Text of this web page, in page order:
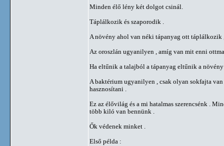
Minden élő lény két dolgot csinál.
Táplálkozik és szaporodik .
A növény ahol van néki tápanyag ott táplálkozik
Az oroszlán ugyanilyen , amíg van mit enni
Ha eltűnik a talajból a tápanyag eltűnik a
A baktérium ugyanilyen , csak olyan sokfajta
hasznosítani .
Ez az élővilág és a mi hatalmas szerencsénk .
több kiló van bennünk .
Ők védenek minket .
Első példa :